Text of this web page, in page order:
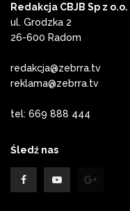
Redakcja CBJB Sp z o.o.
ul. Grodzka 2
26-600 Radom
redakcja@zebrra.tv
reklama@zebrra.tv
tel: 669 888 444
Śledź nas